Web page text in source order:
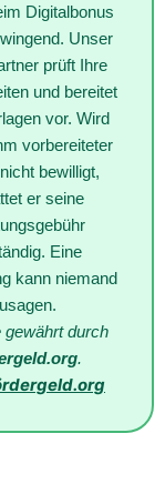
Digitalbonus
Unser
prüft Ihre
und bereitet
vor. Wird
vorbereiteter
bewilligt,
er seine
Eine
kann niemand
gewährt durch
.